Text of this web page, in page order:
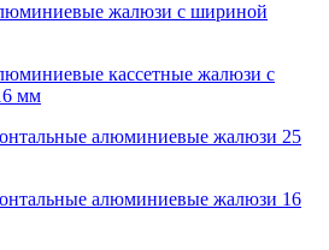
жалюзи с шириной
кассетные жалюзи с
мм
алюминиевые жалюзи 25
алюминиевые жалюзи 16